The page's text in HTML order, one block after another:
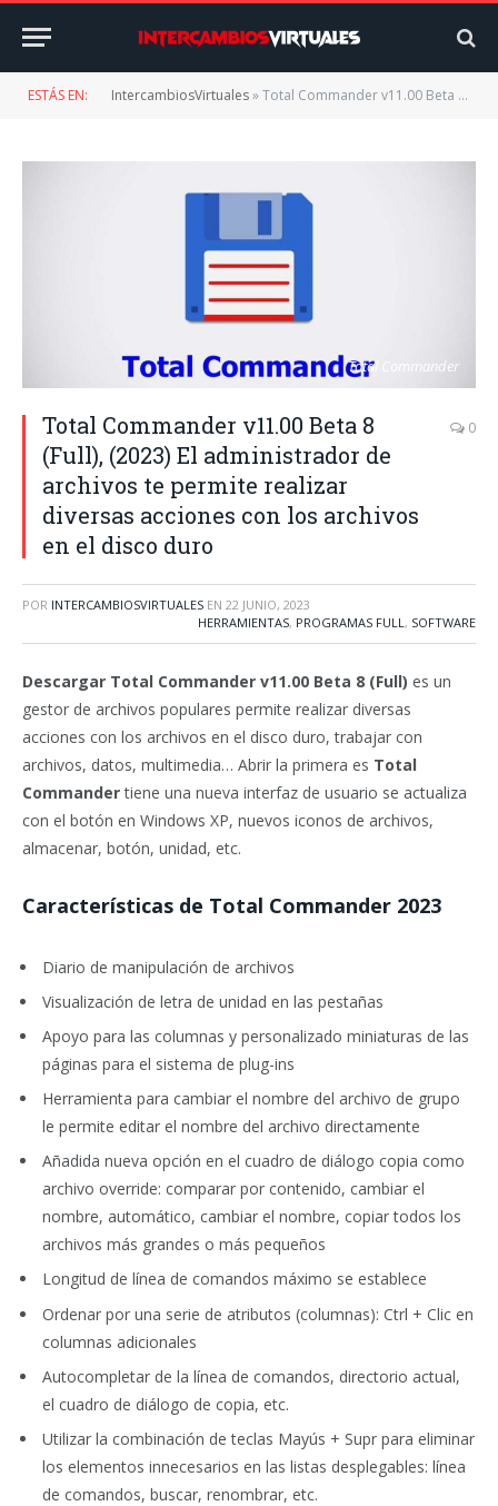
ESTÁS EN: IntercambiosVirtuales»Total Commander v11.00 Beta 8 (Full), (2023) El administrador de archivos te permite realizar diversas acciones con los archivos en el disco duro
Total Commander
Total Commander v11.00 Beta 8
(Full), (2023) El administrador de
archivos te permite realizar
diversas acciones con los archivos
en el disco duro
0
POR INTERCAMBIOSVIRTUALES EN 22 JUNIO, 2023
HERRAMIENTAS, PROGRAMAS FULL, SOFTWARE
Descargar Total Commander v11.00 Beta 8 (Full) es un
gestor de archivos populares permite realizar diversas
acciones con los archivos en el disco duro, trabajar con
archivos, datos, multimedia… Abrir la primera es Total
Commandertiene una nueva interfaz de usuario se actualiza
con el botón en Windows XP, nuevos iconos de archivos,
almacenar, botón, unidad, etc.
Características de Total Commander 2023
Diario de manipulación de archivos
Visualización de letra de unidad en las pestañas
Apoyo para las columnas y personalizado miniaturas de las
páginas para el sistema de plug-ins
Herramienta para cambiar el nombre del archivo de grupo
le permite editar el nombre del archivo directamente
Añadida nueva opción en el cuadro de diálogo copia como
archivo override: comparar por contenido, cambiar el
nombre, automático, cambiar el nombre, copiar todos los
archivos más grandes o más pequeños
Longitud de línea de comandos máximo se establece
Ordenar por una serie de atributos (columnas): Ctrl + Clic en
columnas adicionales
Autocompletar de la línea de comandos, directorio actual,
el cuadro de diálogo de copia, etc.
Utilizar la combinación de teclas Mayús + Supr para eliminar
los elementos innecesarios en las listas desplegables: línea
de comandos, buscar, renombrar, etc.